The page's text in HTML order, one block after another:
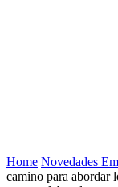
Home Novedades
camino para abordar